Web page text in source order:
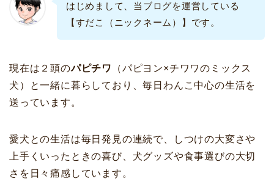
はじめまして、当ブログを運営している
【すだこ（ニックネーム）】です。
現在は２頭のパピチワ
（パピヨン×チワワのミックス
犬）と一緒に暮らしており、毎日わんこ中心の生活を
送っています。
愛犬との生活は毎日発見の連続で、しつけの大変さや
上手くいったときの喜び、犬グッズや食事選びの大切
さを日々痛感しています。